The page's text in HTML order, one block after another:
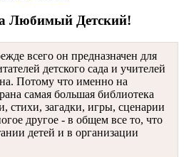
Любимый Детский!
всего он предназначен для
детского сада и учителей
Потому что именно на
самая большая библиотека
стихи, загадки, игры, сценарии
другое - в общем все то, что
детей и в организации